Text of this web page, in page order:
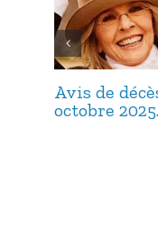
Avis de
octobre 2025.